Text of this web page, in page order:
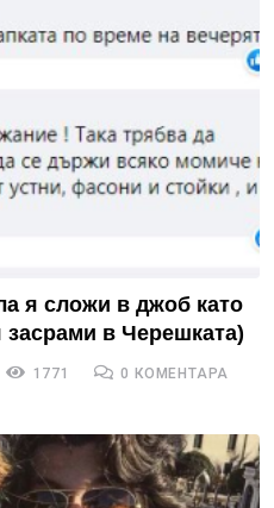
я сложи в джоб като
засрами в Черешката)
1771 0 КОМЕНТАРА